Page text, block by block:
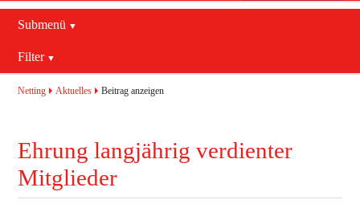
Navigation
überspringen
Netting
Submenü
überspringen
Aktuelles
Mannschaft
Feuerwehrhaus
Fahrzeuge
Termine
Geschichte
Filter
2016
2018
2019
Netting Aktuelles Beitrag anzeigen
Ehrung langjährig verdienter
Mitglieder